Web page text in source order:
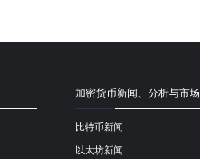
加密货币新闻、分析与市场
比特币新闻
以太坊新闻